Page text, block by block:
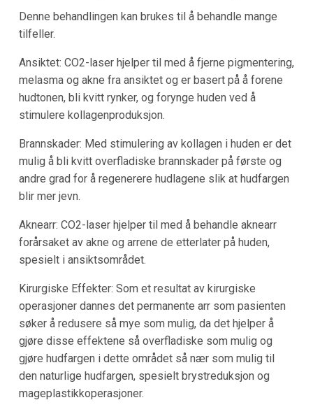
Denne behandlingen kan brukes til å behandle mange
tilfeller.
Ansiktet: CO2-laser hjelper til med å fjerne pigmentering,
melasma og akne fra ansiktet og er basert på å forene
hudtonen, bli kvitt rynker, og forynge huden ved å
stimulere kollagenproduksjon.
Brannskader: Med stimulering av kollagen i huden er det
mulig å bli kvitt overfladiske brannskader på første og
andre grad for å regenerere hudlagene slik at hudfargen
blir mer jevn.
Aknearr: CO2-laser hjelper til med å behandle aknearr
forårsaket av akne og arrene de etterlater på huden,
spesielt i ansiktsområdet.
Kirurgiske Effekter: Som et resultat av kirurgiske
operasjoner dannes det permanente arr som pasienten
søker å redusere så mye som mulig, da det hjelper å
gjøre disse effektene så overfladiske som mulig og
gjøre hudfargen i dette området så nær som mulig til
den naturlige hudfargen, spesielt brystreduksjon og
mageplastikkoperasjoner.